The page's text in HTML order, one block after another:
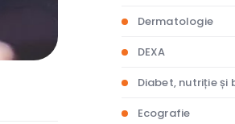
Dermatologie
DEXA
Diabet, nutriție
Ecografie